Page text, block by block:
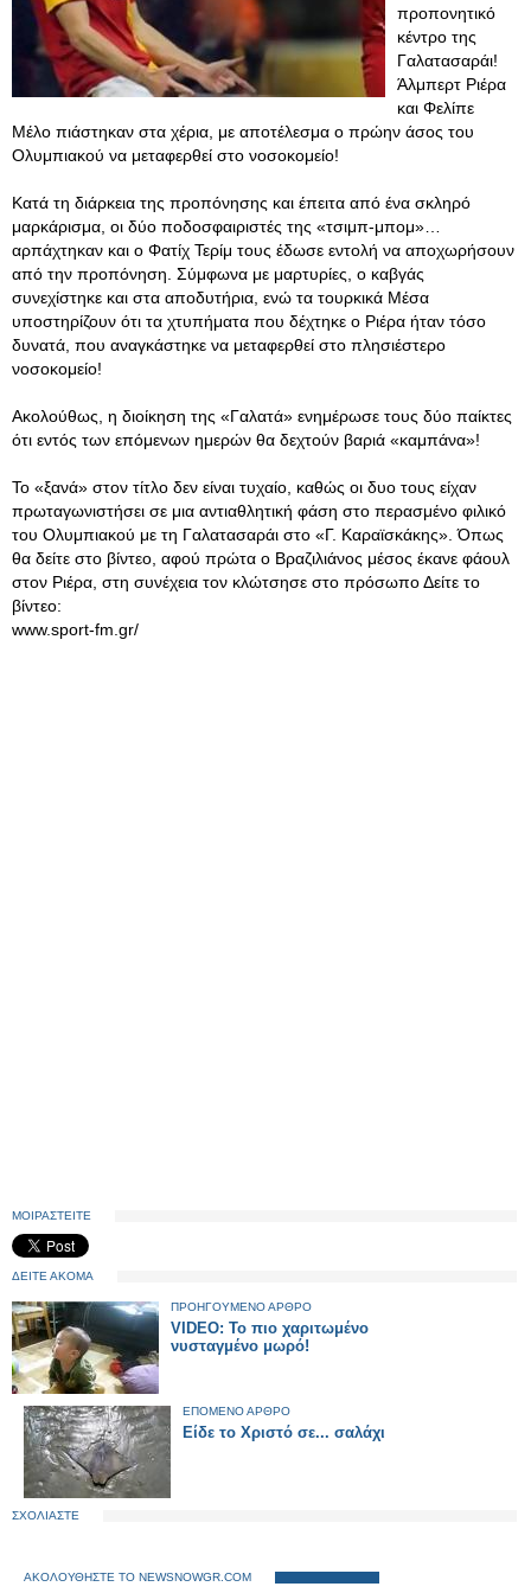
προπονητικό
κέντρο της
Γαλατασαράι!
Άλμπερτ Ριέρα
και Φελίπε
Μέλο πιάστηκαν στα χέρια, με αποτέλεσμα ο πρώην άσος του
Ολυμπιακού να μεταφερθεί στο νοσοκομείο!
Κατά τη διάρκεια της προπόνησης και έπειτα από ένα σκληρό
μαρκάρισμα, οι δύο ποδοσφαιριστές της «τσιμπ-μπομ»…
αρπάχτηκαν και ο Φατίχ Τερίμ τους έδωσε εντολή να αποχωρήσουν
από την προπόνηση. Σύμφωνα με μαρτυρίες, ο καβγάς
συνεχίστηκε και στα αποδυτήρια, ενώ τα τουρκικά Μέσα
υποστηρίζουν ότι τα χτυπήματα που δέχτηκε ο Ριέρα ήταν τόσο
δυνατά, που αναγκάστηκε να μεταφερθεί στο πλησιέστερο
νοσοκομείο!
Ακολούθως, η διοίκηση της «Γαλατά» ενημέρωσε τους δύο παίκτες
ότι εντός των επόμενων ημερών θα δεχτούν βαριά «καμπάνα»!
Το «ξανά» στον τίτλο δεν είναι τυχαίο, καθώς οι δυο τους είχαν
πρωταγωνιστήσει σε μια αντιαθλητική φάση στο περασμένο φιλικό
του Ολυμπιακού με τη Γαλατασαράι στο «Γ. Καραϊσκάκης». Όπως
θα δείτε στο βίντεο, αφού πρώτα ο Βραζιλιάνος μέσος έκανε φάουλ
στον Ριέρα, στη συνέχεια τον κλώτσησε στο πρόσωπο Δείτε το
βίντεο:
www.sport-fm.gr/
ΜΟΙΡΑΣΤΕΙΤΕ
ΔΕΙΤΕ ΑΚΟΜΑ
ΠΡΟΗΓΟΥΜΕΝΟ ΑΡΘΡΟ
VIDEO: Το πιο χαριτωμένο
νυσταγμένο μωρό!
ΕΠΟΜΕΝΟ ΑΡΘΡΟ
Είδε το Χριστό σε... σαλάχι
ΣΧΟΛΙΑΣΤΕ
ΑΚΟΛΟΥΘΗΣΤΕ ΤΟ NEWSNOWGR.COM